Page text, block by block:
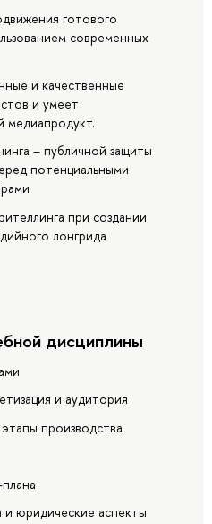
готового
современных
и качественные
и умеет
медиапродукт.
– публичной защиты
потенциальными
при создании
лонгрида
дисциплины
и аудитория
производства
юридические аспекты